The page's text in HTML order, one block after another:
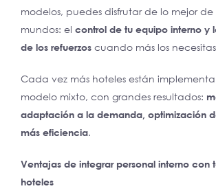
modelos, puedes disfrutar de lo mejor
mundos: el control de tu equipo interno y
de los refuerzos cuando más los
Cada vez más hoteles están
modelo mixto, con grandes resultados:
adaptación a la demanda, optimización
más eficiencia.
Ventajas de integrar personal interno con
hoteles